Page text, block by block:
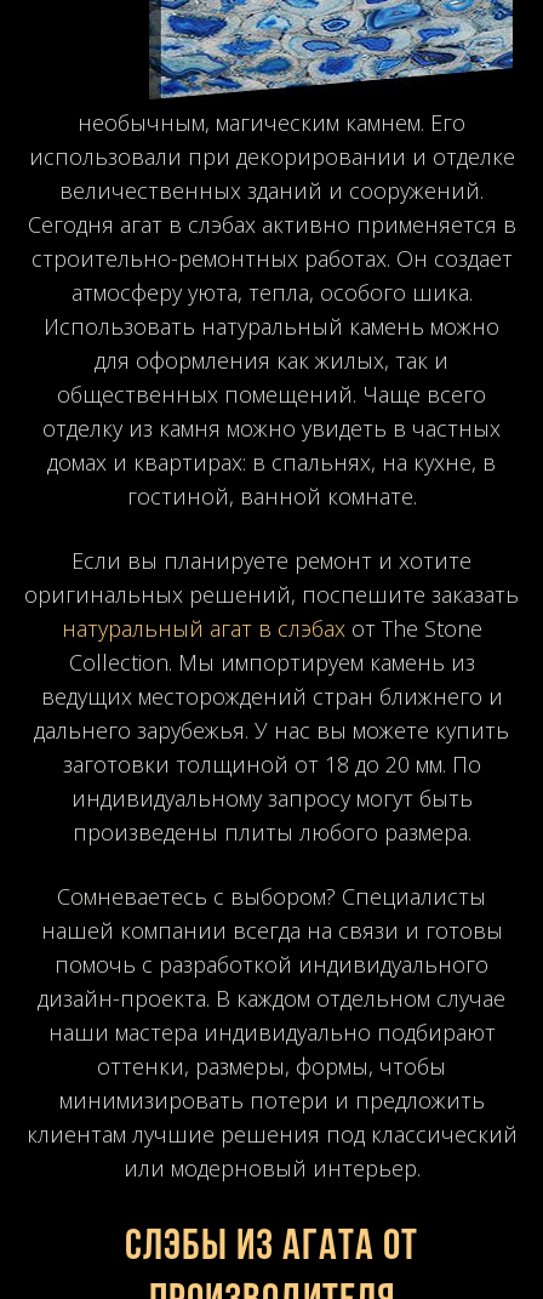
необычным, магическим камнем. Его
использовали при декорировании и отделке
величественных зданий и сооружений.
Сегодня агат в слэбах активно применяется в
строительно-ремонтных работах. Он создает
атмосферу уюта, тепла, особого шика.
Использовать натуральный камень можно
для оформления как жилых, так и
общественных помещений. Чаще всего
отделку из камня можно увидеть в частных
домах и квартирах: в спальнях, на кухне, в
гостиной, ванной комнате.
Если вы планируете ремонт и хотите
оригинальных решений, поспешите заказать
натуральный агат в слэбах от The Stone
Collection. Мы импортируем камень из
ведущих месторождений стран ближнего и
дальнего зарубежья. У нас вы можете купить
заготовки толщиной от 18 до 20 мм. По
индивидуальному запросу могут быть
произведены плиты любого размера.
Сомневаетесь с выбором? Специалисты
нашей компании всегда на связи и готовы
помочь с разработкой индивидуального
дизайн-проекта. В каждом отдельном случае
наши мастера индивидуально подбирают
оттенки, размеры, формы, чтобы
минимизировать потери и предложить
клиентам лучшие решения под классический
или модерновый интерьер.
Слэбы из агата от